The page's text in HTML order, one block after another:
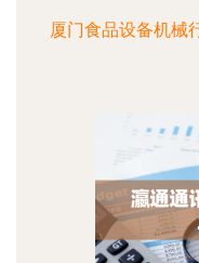
厦门食品设备机械